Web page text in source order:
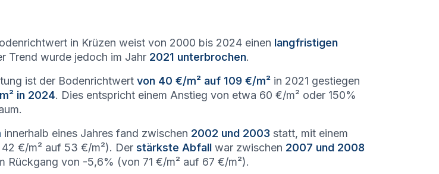
in Krüzen weist von 2000 bis 2024 einen langfristigen
Trend wurde jedoch im Jahr 2021 unterbrochen.
ist der Bodenrichtwert von 40 €/m² auf 109 €/m² in 2021 gestiegen
in 2024. Dies entspricht einem Anstieg von etwa 60 €/m² oder 150%
innerhalb eines Jahres fand zwischen 2002 und 2003 statt, mit einem
€/m² auf 53 €/m²). Der stärkste Abfall war zwischen 2007 und 2008
Rückgang von -5,6% (von 71 €/m² auf 67 €/m²).